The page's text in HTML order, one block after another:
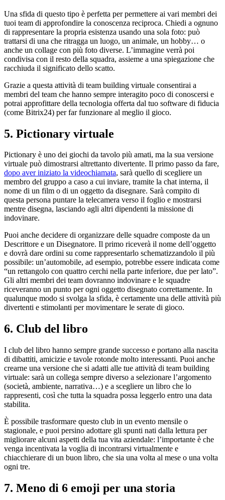
Una sfida di questo tipo è perfetta per permettere ai vari membri dei
tuoi team di approfondire la conoscenza reciproca. Chiedi a ognuno
di rappresentare la propria esistenza usando una sola foto: può
trattarsi di una che ritragga un luogo, un animale, un hobby… o
anche un collage con più foto diverse. L’immagine verrà poi
condivisa con il resto della squadra, assieme a una spiegazione che
racchiuda il significato dello scatto.
Grazie a questa attività di team building virtuale consentirai a
membri del team che hanno sempre interagito poco di conoscersi e
potrai approfittare della tecnologia offerta dal tuo software di fiducia
(come Bitrix24) per far funzionare al meglio il gioco.
5. Pictionary virtuale
Pictionary è uno dei giochi da tavolo più amati, ma la sua versione
virtuale può dimostrarsi altrettanto divertente. Il primo passo da fare,
dopo aver iniziato la videochiamata, sarà quello di scegliere un
membro del gruppo a caso a cui inviare, tramite la chat interna, il
nome di un film o di un oggetto da disegnare. Sarà compito di
questa persona puntare la telecamera verso il foglio e mostrarsi
mentre disegna, lasciando agli altri dipendenti la missione di
indovinare.
Puoi anche decidere di organizzare delle squadre composte da un
Descrittore e un Disegnatore. Il primo riceverà il nome dell’oggetto
e dovrà dare ordini su come rappresentarlo schematizzandolo il più
possibile: un’automobile, ad esempio, potrebbe essere indicata come
“un rettangolo con quattro cerchi nella parte inferiore, due per lato”.
Gli altri membri dei team dovranno indovinare e le squadre
riceveranno un punto per ogni oggetto disegnato correttamente. In
qualunque modo si svolga la sfida, è certamente una delle attività più
divertenti e stimolanti per movimentare le serate di gioco.
6. Club del libro
I club del libro hanno sempre grande successo e portano alla nascita
di dibattiti, amicizie e tavole rotonde molto interessanti. Puoi anche
crearne una versione che si adatti alle tue attività di team building
virtuale: sarà un collega sempre diverso a selezionare l’argomento
(società, ambiente, narrativa…) e a scegliere un libro che lo
rappresenti, così che tutta la squadra possa leggerlo entro una data
stabilita.
È possibile trasformare questo club in un evento mensile o
stagionale, e puoi persino adottare gli spunti nati dalla lettura per
migliorare alcuni aspetti della tua vita aziendale: l’importante è che
venga incentivata la voglia di incontrarsi virtualmente e
chiacchierare di un buon libro, che sia una volta al mese o una volta
ogni tre.
7. Meno di 6 emoji per una storia